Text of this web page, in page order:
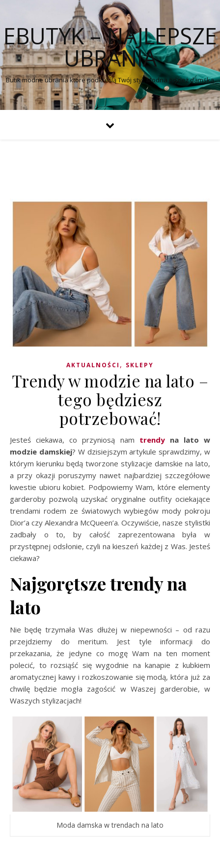
EBUTYK – NAJLEPSZE
UBRANIA
Butik modne ubrania które podkreślą Twój styl. Modna odzież damska
AKTUALNOŚCI , SKLEPY
Trendy w modzie na lato –
tego będziesz
potrzebować!
Jesteś ciekawa, co przyniosą nam trendyna lato w
modzie damskiej? W dzisiejszym artykule sprawdzimy, w
którym kierunku będą tworzone stylizacje damskie na lato,
a przy okazji poruszymy nawet najbardziej szczegółowe
kwestie ubioru kobiet. Podpowiemy Wam, które elementy
garderoby pozwolą uzyskać oryginalne outfity ociekające
trendami rodem ze światowych wybiegów mody pokroju
Dior’a czy Alexandra McQueen’a. Oczywiście, nasze stylistki
zadbały o to, by całość zaprezentowana była w
przystępnej odsłonie, czyli na kieszeń każdej z Was. Jesteś
ciekawa?
Najgorętsze trendy na
lato
Nie będę trzymała Was dłużej w niepewności – od razu
przejdziemy do meritum. Jest tyle informacji do
przekazania, że jedyne co mogę Wam na ten moment
polecić, to rozsiąść się wygodnie na kanapie z kubkiem
aromatycznej kawy i rozkoszowanie się modą, która już za
chwilę będzie mogła zagościć w Waszej garderobie, w
Waszych stylizacjach!
Moda damska w trendach na lato